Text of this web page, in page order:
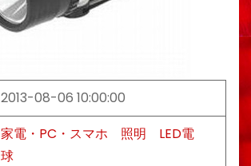
2013-08-06 10:00:00
家電・PC・スマホ 照明
LED電
球